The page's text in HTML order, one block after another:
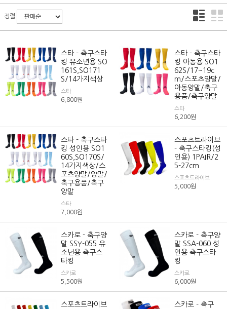
정렬
스타 - 축구스타
킹 유소년용 SO
161S,SO171
S/14가지색상
스타
6,800원
스타 - 축구스타
킹 아동용 SO1
62S/17~19c
m/스포츠양말/
아동양말/축구
용품/축구양말
스타
6,200원
스타 - 축구스타
킹 성인용 SO1
60S,SO170S/
14가지색상/스
포츠양말/양말/
축구용품/축구
양말
스타
7,000원
스포츠트라이브
- 축구스타킹(성
인용) 1PAIR/2
5-27cm
스포츠트라이브
5,000원
스카로 - 축구양
말 SSY-055 유
소년용 축구스
타킹
스카로
5,500원
스카로 - 축구양
말 SSA-060 성
인용 축구스타
킹
스카로
6,000원
스포츠트라이브
스카로 - 축구